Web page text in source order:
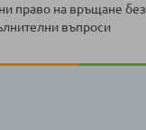
право на връщане без
въпроси